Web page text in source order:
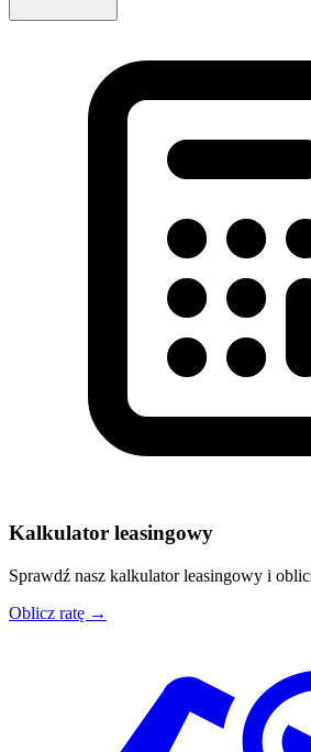
Kalkulator leasingowy
Sprawdź nasz kalkulator leasingowy i
Oblicz ratę →